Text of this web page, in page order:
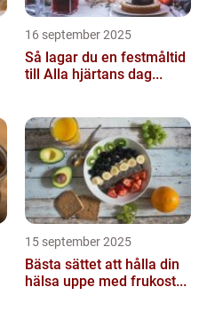
16 september 2025
Så lagar du en festmåltid
till Alla hjärtans dag...
15 september 2025
Bästa sättet att hålla din
hälsa uppe med frukost...